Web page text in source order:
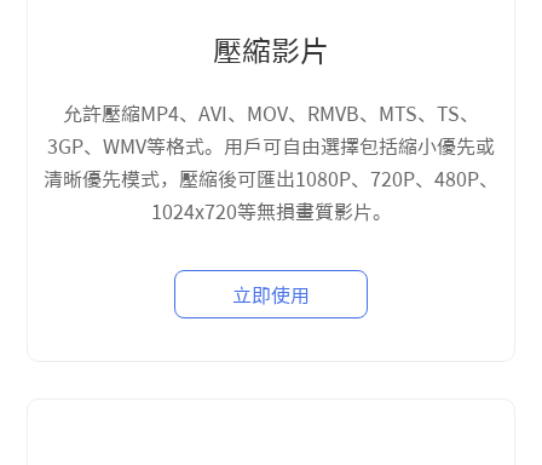
壓縮影片
允許壓縮MP4、AVI、MOV、RMVB、MTS、TS、
3GP、WMV等格式。用戶可自由選擇包括縮小優先或
清晰優先模式，壓縮後可匯出1080P、720P、480P、
1024x720等無損畫質影片。
立即使用